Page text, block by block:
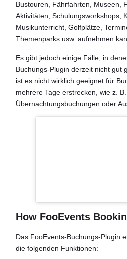
Bustouren, Fährfahrten, Museen,
Aktivitäten, Schulungsworkshops,
Musikunterricht, Golfplätze,
Themenparks usw. aufnehmen
Es gibt jedoch einige Fälle, in
Buchungs-Plugin derzeit nicht gut
ist es nicht wirklich geeignet für
mehrere Tage erstrecken, wie z. B.
Übernachtungsbuchungen oder
How FooEvents
Das FooEvents-Buchungs-Plugin
die folgenden Funktionen: